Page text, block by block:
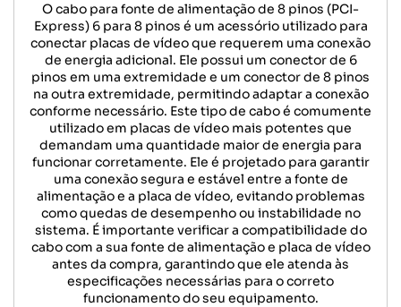
O cabo para fonte de alimentação de 8 pinos (PCI-
Express) 6 para 8 pinos é um acessório utilizado para
conectar placas de vídeo que requerem uma conexão
de energia adicional. Ele possui um conector de 6
pinos em uma extremidade e um conector de 8 pinos
na outra extremidade, permitindo adaptar a conexão
conforme necessário. Este tipo de cabo é comumente
utilizado em placas de vídeo mais potentes que
demandam uma quantidade maior de energia para
funcionar corretamente. Ele é projetado para garantir
uma conexão segura e estável entre a fonte de
alimentação e a placa de vídeo, evitando problemas
como quedas de desempenho ou instabilidade no
sistema. É importante verificar a compatibilidade do
cabo com a sua fonte de alimentação e placa de vídeo
antes da compra, garantindo que ele atenda às
especificações necessárias para o correto
funcionamento do seu equipamento.